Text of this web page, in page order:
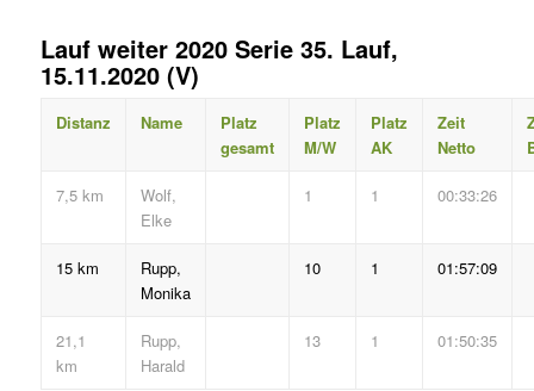
Lauf weiter 2020 Serie 35. Lauf,
15.11.2020 (V)
Distanz Name
Platz
gesamt
Platz
M/W
Platz
AK
Zeit
Netto
7,5 km
Wolf,
Elke
1 1 00:33:26
15 km
Rupp,
Monika
10 1 01:57:09
21,1
km
Rupp,
Harald
13 1 01:50:35